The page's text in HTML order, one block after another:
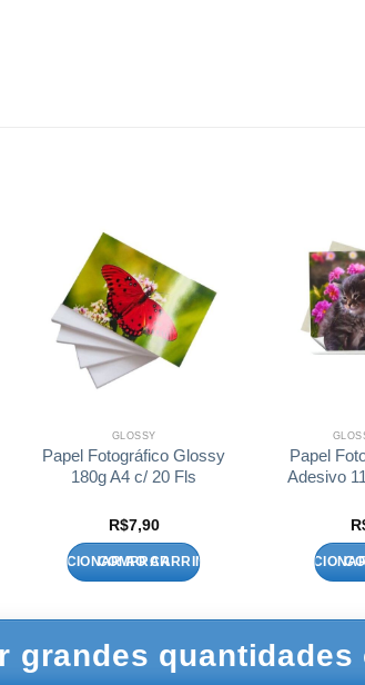
GLOSSY
Papel Fotográfico Glossy
180g A4 c/ 20 Fls
R$7,90
ADICIONAR AO CARRINHO
Papel
Adesivo
grandes